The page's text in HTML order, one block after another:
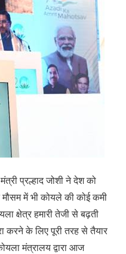
प्रल्हाद जोशी ने देश को
में भी कोयले की कोई कमी
क्षेत्र हमारी तेजी से बढ़ती
करने के लिए पूरी तरह से तैयार
मंत्रालय द्वारा आज